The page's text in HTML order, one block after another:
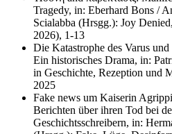
Tragedy, in: Eberhard Bons /
Scialabba (Hrsgg.): Joy
2026), 1-13
Die Katastrophe des Varus
Ein historisches Drama, in:
in Geschichte, Rezeption und
2025
Fake news um Kaiserin
Berichten über ihren Tod bei
Geschichtsschreibern, in: